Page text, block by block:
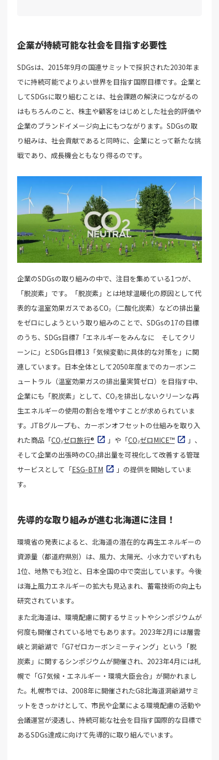
企業が持続可能な社会を目指す必要性
SDGsは、2015年9月の国連サミットで採択された2030年ま
でに持続可能でよりよい世界を目指す国際目標です。企業と
してSDGsに取り組むことは、社会課題の解決につながるの
はもちろんのこと、株主や顧客をはじめとした社会的評価や
企業のブランドイメージ向上にもつながります。SDGsの取
り組みは、社会貢献であると同時に、企業にとって新たな挑
戦であり、成長機会ともなり得るのです。
企業のSDGsの取り組みの中で、注目を集めている1つが、
「脱炭素」です。「脱炭素」とは地球温暖化の原因として代
表的な温室効果ガスであるCO₂（二酸化炭素）などの排出量
をゼロにしようという取り組みのことで、SDGsの17の目標
のうち、SDGs目標7「エネルギーをみんなに そしてクリ
ーンに」とSDGs目標13「気候変動に具体的な対策を」に関
連しています。日本全体として2050年度までのカーボンニ
ュートラル（温室効果ガスの排出量実質ゼロ）を目指す中、
企業にも「脱炭素」として、CO₂を排出しないクリーンな再
生エネルギーの使用の割合を増やすことが求められていま
す。JTBグループも、カーボンオフセットの仕組みを取り入
れた商品「CO₂ゼロ旅行® 」や「CO₂ゼロMICE™
」、
そして企業の出張時のCO₂排出量を可視化して改善する管理
サービスとして「ESG-BTM
」の提供を開始していま
す。
先導的な取り組みが進む北海道に注目！
環境省の発表によると、北海道の潜在的な再生エネルギーの
資源量（都道府県別）は、風力、太陽光、小水力でいずれも
1位、地熱でも3位と、日本全国の中で突出しています。今後
は海上風力エネルギーの拡大も見込まれ、蓄電技術の向上も
研究されています。
また北海道は、環境配慮に関するサミットやシンポジウムが
何度も開催されている地でもあります。2023年2月には層雲
峡と洞爺湖で「G7ゼロカーボンミーティング」という「脱
炭素」に関するシンポジウムが開催され、2023年4月には札
幌で「G7気候・エネルギー・環境大臣会合」が開かれまし
た。札幌市では、2008年に開催されたG8北海道洞爺湖サミ
ットをきっかけとして、市民や企業による環境配慮の活動や
会議運営が浸透し、持続可能な社会を目指す国際的な目標で
あるSDGs達成に向けて先導的に取り組んでいます。